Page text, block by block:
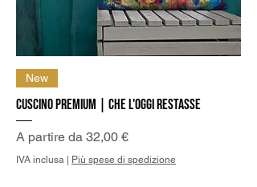
New
Cuscino Premium | Che l'oggi restasse
A partire da 32,00 €
Prezzo scontato
IVA inclusa Più spese di spedizione